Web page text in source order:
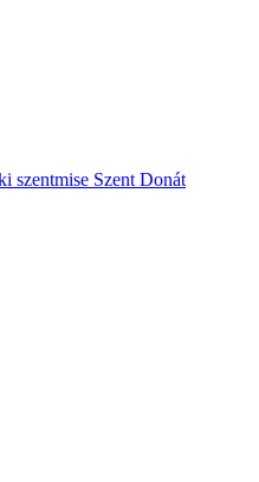
szentmise Szent Donát